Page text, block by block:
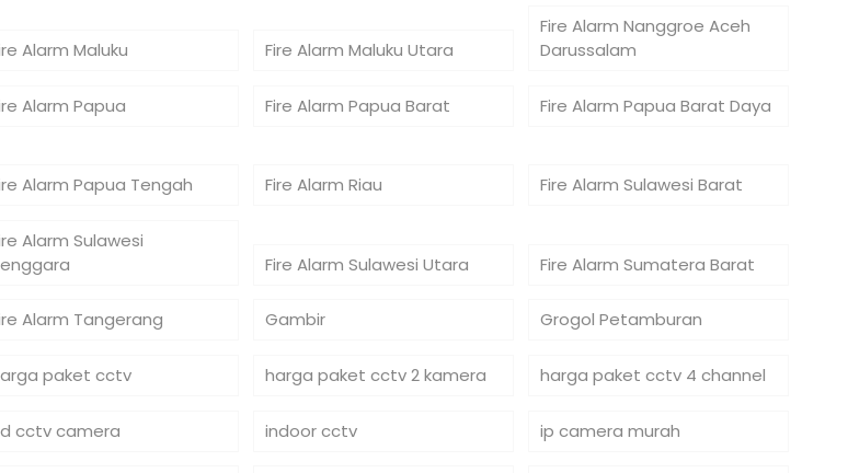
Alarm Maluku Fire Alarm Maluku Utara
Fire Alarm Nanggroe Aceh
Darussalam
Alarm Papua Fire Alarm Papua Barat Fire Alarm Papua Barat Daya
Alarm Papua Tengah Fire Alarm Riau Fire Alarm Sulawesi Barat
Alarm Sulawesi
Fire Alarm Sulawesi Utara Fire Alarm Sumatera Barat
Alarm Tangerang Gambir Grogol Petamburan
paket cctv harga paket cctv 2 kamera harga paket cctv 4 channel
cctv camera indoor cctv ip camera murah